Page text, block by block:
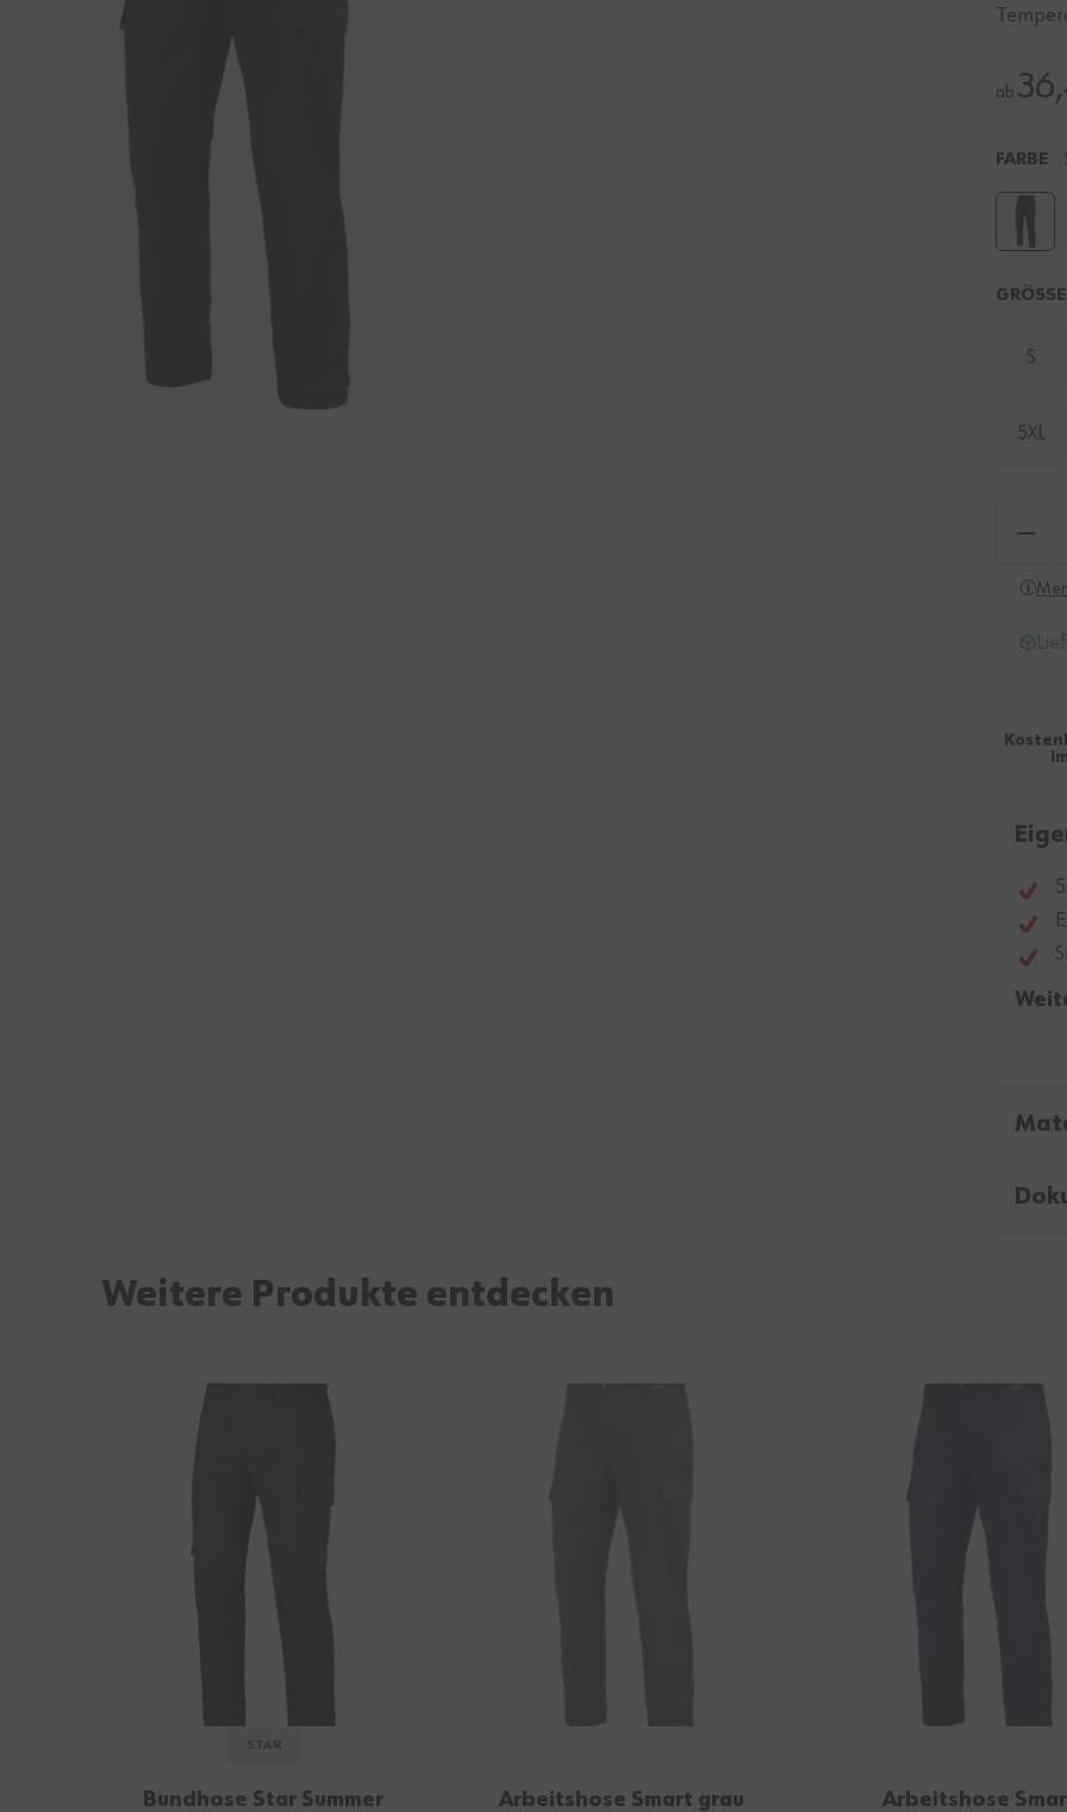
ab
FARBE
GRÖSSE
S
5XL
Weitere Produkte entdecken
Bundhose Star Summer
Arbeitshose Smart grau
Arbeitshose